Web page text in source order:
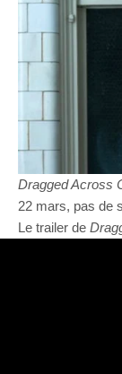
Dragged Across
22 mars, pas de
Le trailer de